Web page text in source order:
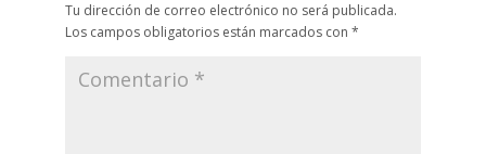
Tu dirección de correo electrónico no será publicada.
Los campos obligatorios están marcados con *